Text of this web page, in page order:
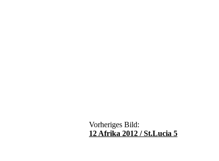
Vorheriges Bild:
12 Afrika 2012 / St.Lucia 5